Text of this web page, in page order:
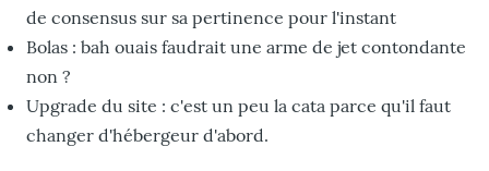
de consensus sur sa pertinence pour l'instant
Bolas : bah ouais faudrait une arme de jet contondante
non ?
Upgrade du site : c'est un peu la cata parce qu'il faut
changer d'hébergeur d'abord.